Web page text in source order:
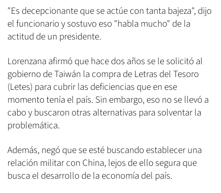
"Es decepcionante que se actúe con tanta bajeza", dijo
el funcionario y sostuvo eso "habla mucho" de la
actitud de un presidente.
Lorenzana afirmó que hace dos años se le solicitó al
gobierno de Taiwán la compra de Letras del Tesoro
(Letes) para cubrir las deficiencias que en ese
momento tenía el país. Sin embargo, eso no se llevó a
cabo y buscaron otras alternativas para solventar la
problemática.
Además, negó que se esté buscando establecer una
relación militar con China, lejos de ello segura que
busca el desarrollo de la economía del país.